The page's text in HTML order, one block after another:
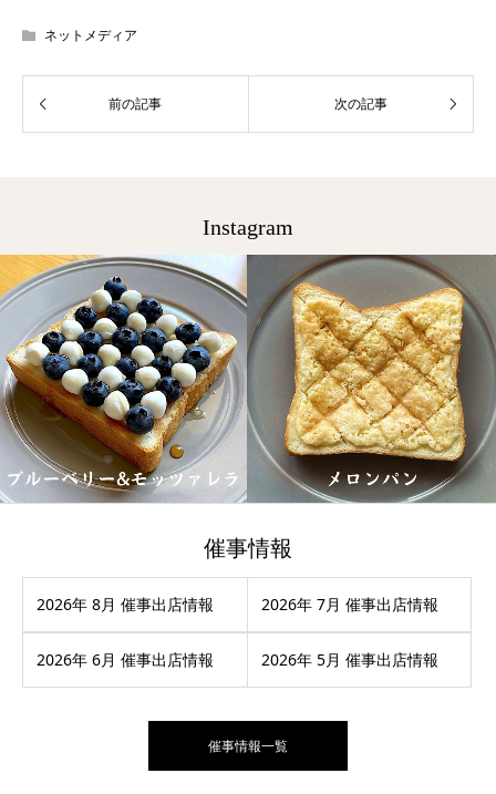
ネットメディア
Instagram
催事情報
2026年 8月 催事出店情報 2026年 7月 催事出店情報
2026年 6月 催事出店情報 2026年 5月 催事出店情報
催事情報一覧